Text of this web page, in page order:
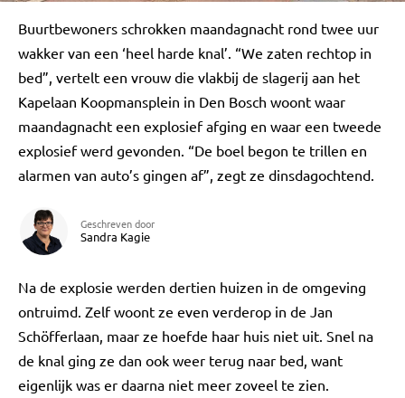
Buurtbewoners schrokken maandagnacht rond twee uur
wakker van een ‘heel harde knal’. “We zaten rechtop in
bed”, vertelt een vrouw die vlakbij de slagerij aan het
Kapelaan Koopmansplein in Den Bosch woont waar
maandagnacht een explosief afging en waar een tweede
explosief werd gevonden. “De boel begon te trillen en
alarmen van auto’s gingen af”, zegt ze dinsdagochtend.
Geschreven door
Sandra Kagie
Na de explosie werden dertien huizen in de omgeving
ontruimd. Zelf woont ze even verderop in de Jan
Schöfferlaan, maar ze hoefde haar huis niet uit. Snel na
de knal ging ze dan ook weer terug naar bed, want
eigenlijk was er daarna niet meer zoveel te zien.